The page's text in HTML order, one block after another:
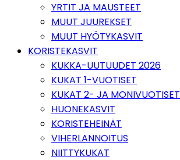
YRTIT JA MAUSTEET
MUUT JUUREKSET
MUUT HYÖTYKASVIT
KORISTEKASVIT
KUKKA-UUTUUDET 2026
KUKAT 1-VUOTISET
KUKAT 2- JA MONIVUOTISET
HUONEKASVIT
KORISTEHEINÄT
VIHERLANNOITUS
NIITTYKUKAT